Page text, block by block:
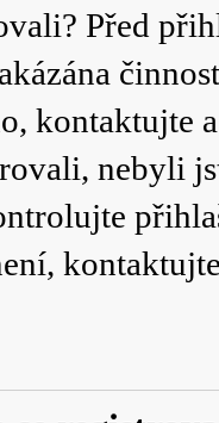
Před
kontaktujte
nebyli